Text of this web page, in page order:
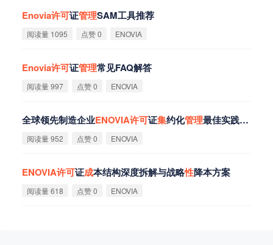
Enovia许可证管理SAM工具推荐
阅读量 1095 点赞 0 ENOVIA
Enovia许可证管理常见FAQ解答
阅读量 997 点赞 0 ENOVIA
全球领先制造企业ENOVIA许可证集约化管理最佳实践集
阅读量 952 点赞 0 ENOVIA
ENOVIA许可证成本结构深度拆解与战略性降本方案
阅读量 618 点赞 0 ENOVIA